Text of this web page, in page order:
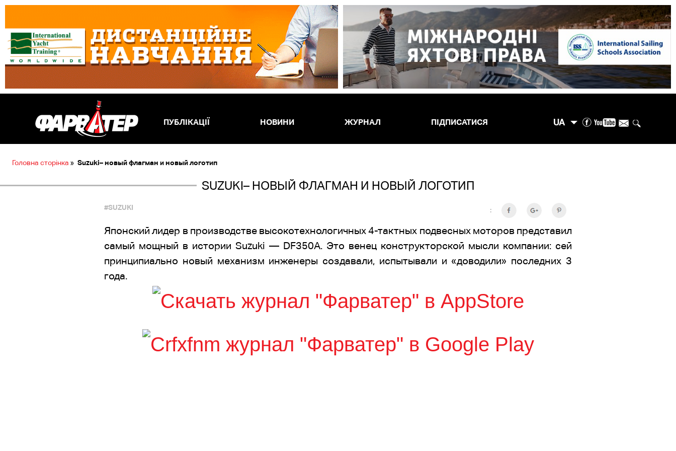
ПУБЛІКАЦІЇ НОВИНИ ЖУРНАЛ ПІДПИСАТИСЯ UA
Головна сторінка » Suzuki– новый флагман и новый логотип
SUZUKI– НОВЫЙ ФЛАГМАН И НОВЫЙ ЛОГОТИП
#SUZUKI :
Японский лидер в производстве высокотехнологичных 4-тактных подвесных моторов представил
самый мощный в истории Suzuki — DF350A. Это венец конструкторской мысли компании: сей
принципиально новый механизм инженеры создавали, испытывали и «доводили» последних 3
года.